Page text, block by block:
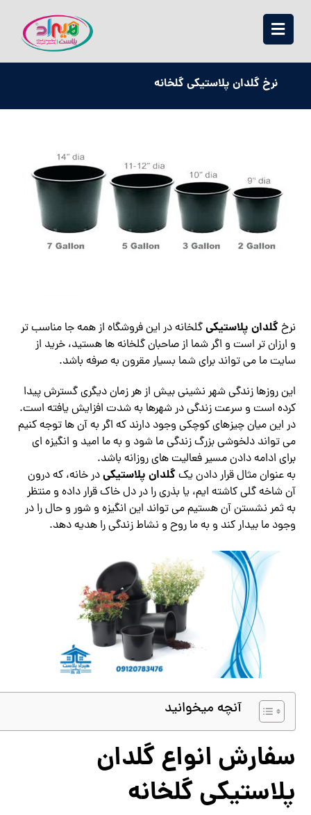
نرخ گلدان پلاستیکی گلخانه
نرخگلدان پلاستیکیگلخانه در این فروشگاه از همه جا مناسب تر
و ارزان تر است و اگر شما از صاحبان گلخانه ها هستید، خرید از
سایت ما می تواند برای شما بسیار مقرون به صرفه باشد.
این روزها زندگی شهر نشینی بیش از هر زمان دیگری گسترش پیدا
کرده است و سرعت زندگی در شهرها به شدت افزایش یافته است.
در این میان چیزهای کوچکی وجود دارند که اگر به آن ها توجه کنیم
می تواند دلخوشی بزرگ زندگی ما شود و به ما امید و انگیزه ای
برای ادامه دادن مسیر فعالیت های روزانه باشد.
به عنوان مثال قرار دادن یکگلدان پلاستیکیدر خانه، که درون
آن شاخه گلی کاشته ایم، یا بذری را در دل خاک قرار داده و منتظر
به ثمر نشستن آن هستیم می تواند این انگیزه و شور و حال را در
وجود ما بیدار کند و به ما روح و نشاط زندگی را هدیه دهد.
آنچه میخوانید
سفارش انواع گلدان
پلاستیکی گلخانه